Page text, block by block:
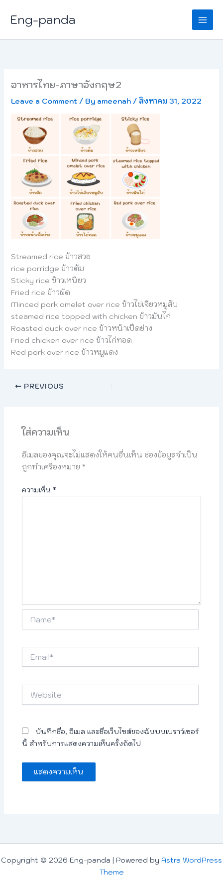
content
Eng-panda
อาหารไทย-ภาษาอังกฤษ2
Leave a Comment / By ameenah/สิงหาคม 31, 2022
Streamed rice ข้าวสวย
rice porridge ข้าวต้ม
Sticky rice ข้าวเหนียว
Fried rice ข้าวผัด
Minced pork omelet over rice ข้าวไข่เจียวหมูสับ
steamed rice topped with chicken ข้าวมันไก่
Roasted duck over rice ข้าวหน้าเป็ดย่าง
Fried chicken over rice ข้าวไก่ทอด
Red pork over rice ข้าวหมูแดง
PREVIOUS
ใส่ความเห็น
อีเมลของคุณจะไม่แสดงให้คนอื่นเห็น ช่องข้อมูลจำเป็น
ถูกทำเครื่องหมาย *
ความเห็น *
บันทึกชื่อ, อีเมล และชื่อเว็บไซต์ของฉันบนเบราว์เซอร์
นี้ สำหรับการแสดงความเห็นครั้งถัดไป
Copyright © 2026 Eng-panda | Powered by Astra WordPress
Theme